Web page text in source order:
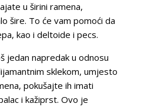
u širini ramena,
šire. To će vam pomoći da
kao i deltoide i pecs.
jedan napredak u odnosu
sklekom, umjesto
pokušajte ih imati
i kažiprst. Ovo je